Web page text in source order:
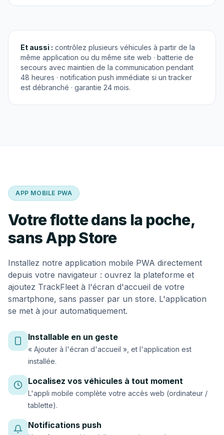
Et aussi : contrôlez plusieurs véhicules à partir de la
même application ou du même site web · batterie de
secours avec maintien de la communication pendant
48 heures · notification push immédiate si un tracker
est débranché · garantie 24 mois.
APP MOBILE PWA
Votre flotte dans la poche,
sans App Store
Installez notre application mobile PWA directement
depuis votre navigateur : ouvrez la plateforme et
ajoutez TrackFleet à l'écran d'accueil de votre
smartphone, sans passer par un store. L'application
se met à jour automatiquement.
Installable en un geste
« Ajouter à l'écran d'accueil », et l'application est
installée.
Localisez vos véhicules à tout moment
L'appli mobile complète votre accès web (ordinateur /
tablette).
Notifications push